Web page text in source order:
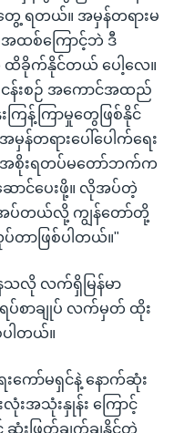
ရတယ်။ အမှန်တရားမ
အထစ်ကြောင့်ဘဲ ဒီ
ခိုက်နိုင်တယ် ပေါ့လေ။
ငန်းစဉ် အကောင်အထည်
ြန့်ကြာမှုတွေဖြစ်နိုင်
မှန်တရားပေါ်ပေါက်ရေး
စိုးရတပ်မတော်ဘက်က
ဆောင်ပေးဖို့။ လိုအပ်တဲ့
အပ်တယ်လို့ ကျွန်တော်တို့
ာဖြစ်ပါတယ်။"
ေသလို လက်ရှိမြန်မာ
စ်ရပ်စာချုပ် လက်မှတ် ထိုး
ပါတယ်။
ေးကော်မရှင်နဲ့ နောက်ဆုံး
းအသုံးနှုန်း ကြောင့်
ဆုံးဖြတ်ချက်ချနိုင်တဲ့